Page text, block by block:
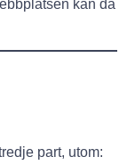
kan då
part, utom: